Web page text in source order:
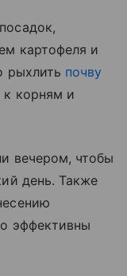
картофеля и
рыхлить почву
к корням и
вечером, чтобы
день. Также
эффективны